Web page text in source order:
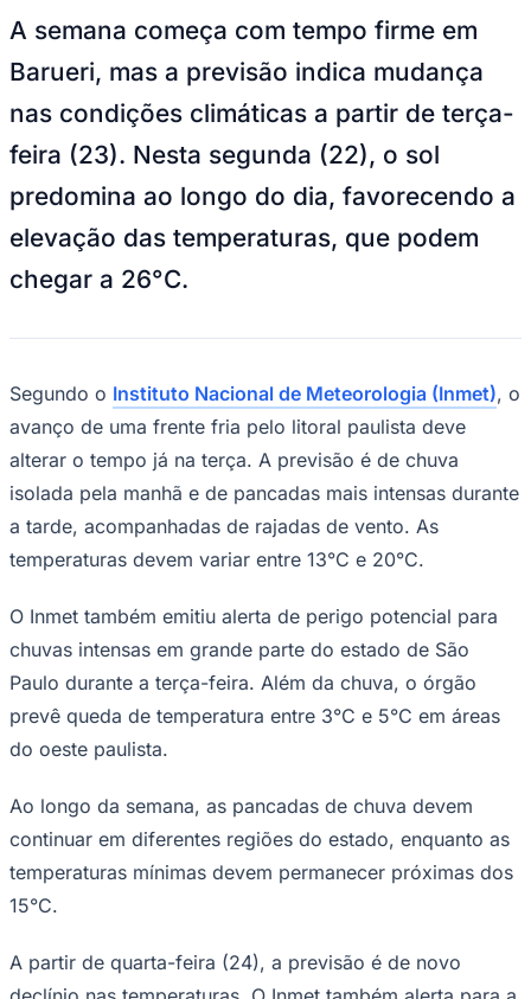
Tênis (ATP)
NHL
Vôlei
Brasileirão Série B
Copa do Brasil
Premier League
La Liga
Bundesliga
Mundial 2026
Times - Ir direto
A semana começa com tempo firme em
Barueri, mas a previsão indica mudança
nas condições climáticas a partir de terça-
feira (23). Nesta segunda (22), o sol
predomina ao longo do dia, favorecendo a
elevação das temperaturas, que podem
chegar a 26°C.
Segundo o Instituto Nacional de Meteorologia (Inmet), o
avanço de uma frente fria pelo litoral paulista deve
alterar o tempo já na terça. A previsão é de chuva
isolada pela manhã e de pancadas mais intensas durante
a tarde, acompanhadas de rajadas de vento. As
temperaturas devem variar entre 13°C e 20°C.
O Inmet também emitiu alerta de perigo potencial para
chuvas intensas em grande parte do estado de São
Paulo durante a terça-feira. Além da chuva, o órgão
prevê queda de temperatura entre 3°C e 5°C em áreas
do oeste paulista.
Ao longo da semana, as pancadas de chuva devem
continuar em diferentes regiões do estado, enquanto as
temperaturas mínimas devem permanecer próximas dos
15°C.
A partir de quarta-feira (24), a previsão é de novo